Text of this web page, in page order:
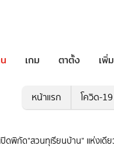
เกม ตาตั้ง เพิ่
หน้าแรก โควิด-19
เปิดพิกัด"สวนทุเรียนบ้าน" แห่งเดี